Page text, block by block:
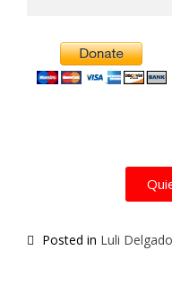
Posted in Luli Delgado